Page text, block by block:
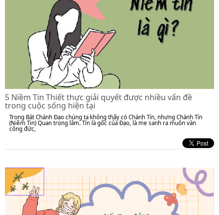
5 Niềm Tin Thiết thực giải quyết được nhiều vấn đề
trong cuộc sống hiện tại
Trong Bát Chánh Đạo chúng ta không thấy có Chánh Tín, nhưng Chánh Tín
(Niềm Tin) Quan trọng lắm. Tín là gốc của Đạo, là mẹ sanh ra muôn vàn
công đức,